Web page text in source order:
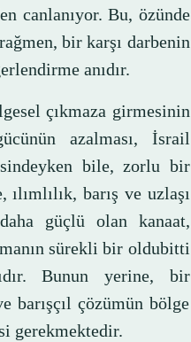
canlanıyor. Bu, özünde
bir karşı darbenin
anıdır.
çıkmaza girmesinin
azalması, İsrail
bile, zorlu bir
barış ve uzlaşı
güçlü olan kanaat,
sürekli bir oldubitti
Bunun yerine, bir
barışçıl çözümün bölge
gerekmektedir.